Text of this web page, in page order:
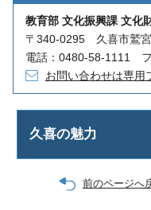
教育部 文化振興課 文化
〒340-0295 久喜市鷲
電話：0480-58-1111
お問い合わせは専用
久喜の魅力
前のページへ